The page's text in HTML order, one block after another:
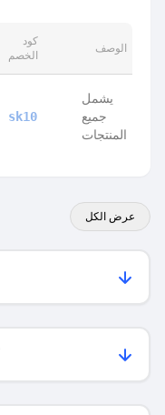
كود
الخصم
الوصف
sk10
يشمل
جميع
المنتجات
عرض الكل